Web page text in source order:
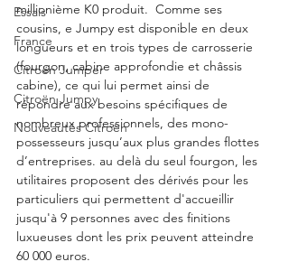
Essais
France
Citroën Jumper
Citroën Jumpy
Nouveautés Citroën
millionième K0 produit.  Comme ses
cousins, e Jumpy est disponible en deux
longueurs et en trois types de carrosserie
(fourgon, cabine approfondie et châssis
cabine), ce qui lui permet ainsi de
répondre aux besoins spécifiques de
nombreux professionnels, des mono-
possesseurs jusqu’aux plus grandes flottes
d’entreprises. au delà du seul fourgon, les
utilitaires proposent des dérivés pour les
particuliers qui permettent d'accueillir
jusqu'à 9 personnes avec des finitions
luxueuses dont les prix peuvent atteindre
60 000 euros.